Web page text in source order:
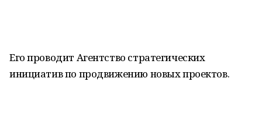
Его проводит Агентство стратегических
инициатив по продвижению новых проектов.